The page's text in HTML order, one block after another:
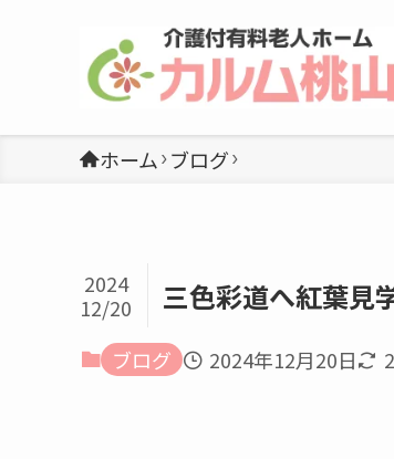
ホーム ブログ
三色彩道へ紅葉見
2024
12/20
ブログ
2024年12月20日